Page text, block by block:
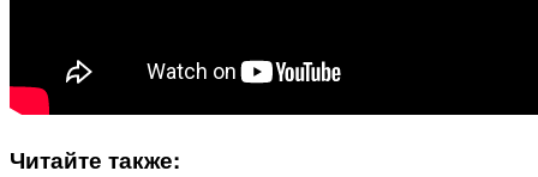
Читайте также: